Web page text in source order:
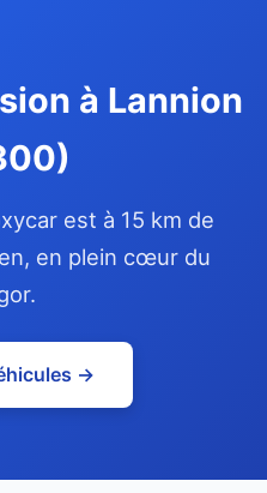
à Lannion
est à 15 km de
en plein cœur du
→